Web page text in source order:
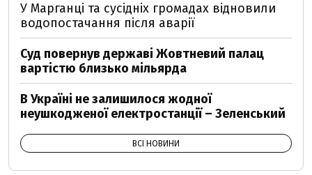
У Марганці та сусідніх громадах відновили
водопостачання після аварії
Суд повернув державі Жовтневий палац
вартістю близько мільярда
В Україні не залишилося жодної
неушкодженої електростанції – Зеленський
ВСІ НОВИНИ